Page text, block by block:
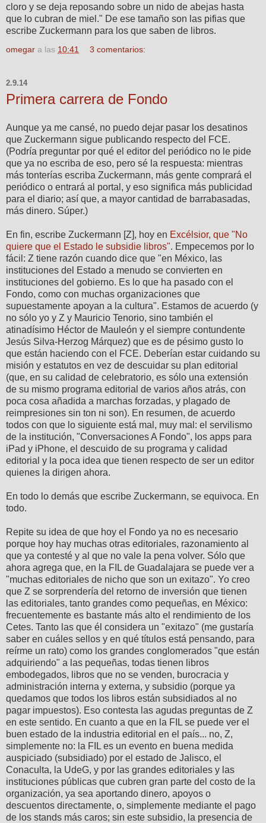
cloro y se deja reposando sobre un nido de abejas hasta
que lo cubran de miel." De ese tamaño son las pifias que
escribe Zuckermann para los que saben de libros.
omegar a las 10:41 3 comentarios:
2.9.14
Primera carrera de Fondo
Aunque ya me cansé, no puedo dejar pasar los desatinos
que Zuckermann sigue publicando respecto del FCE.
(Podría preguntar por qué el editor del periódico no le pide
que ya no escriba de eso, pero sé la respuesta: mientras
más tonterías escriba Zuckermann, más gente comprará el
periódico o entrará al portal, y eso significa más publicidad
para el diario; así que, a mayor cantidad de barrabasadas,
más dinero. Súper.)
En fin, escribe Zuckermann [Z], hoy en Excélsior, que "No
quiere que el Estado le subsidie libros". Empecemos por lo
fácil: Z tiene razón cuando dice que "en México, las
instituciones del Estado a menudo se convierten en
instituciones del gobierno. Es lo que ha pasado con el
Fondo, como con muchas organizaciones que
supuestamente apoyan a la cultura". Estamos de acuerdo (y
no sólo yo y Z y Mauricio Tenorio, sino también el
atinadísimo Héctor de Mauleón y el siempre contundente
Jesús Silva-Herzog Márquez) que es de pésimo gusto lo
que están haciendo con el FCE. Deberían estar cuidando su
misión y estatutos en vez de descuidar su plan editorial
(que, en su calidad de celebratorio, es sólo una extensión
de su mismo programa editorial de varios años atrás, con
poca cosa añadida a marchas forzadas, y plagado de
reimpresiones sin ton ni son). En resumen, de acuerdo
todos con que lo siguiente está mal, muy mal: el servilismo
de la institución, "Conversaciones A Fondo", los apps para
iPad y iPhone, el descuido de su programa y calidad
editorial y la poca idea que tienen respecto de ser un editor
quienes la dirigen ahora.
En todo lo demás que escribe Zuckermann, se equivoca. En
todo.
Repite su idea de que hoy el Fondo ya no es necesario
porque hoy hay muchas otras editoriales, razonamiento al
que ya contesté y al que no vale la pena volver. Sólo que
ahora agrega que, en la FIL de Guadalajara se puede ver a
"muchas editoriales de nicho que son un exitazo". Yo creo
que Z se sorprendería del retorno de inversión que tienen
las editoriales, tanto grandes como pequeñas, en México:
frecuentemente es bastante más alto el rendimiento de los
Cetes. Tanto las que él considera un "exitazo" (me gustaría
saber en cuáles sellos y en qué títulos está pensando, para
reírme un rato) como los grandes conglomerados "que están
adquiriendo" a las pequeñas, todas tienen libros
embodegados, libros que no se venden, burocracia y
administración interna y externa, y subsidio (porque ya
quedamos que todos los libros están subsidiados al no
pagar impuestos). Eso contesta las agudas preguntas de Z
en este sentido. En cuanto a que en la FIL se puede ver el
buen estado de la industria editorial en el país... no, Z,
simplemente no: la FIL es un evento en buena medida
auspiciado (subsidiado) por el estado de Jalisco, el
Conaculta, la UdeG, y por las grandes editoriales y las
instituciones públicas que cubren gran parte del costo de la
organización, ya sea aportando dinero, apoyos o
descuentos directamente, o, simplemente mediante el pago
de los stands más caros; sin este subsidio, la presencia de